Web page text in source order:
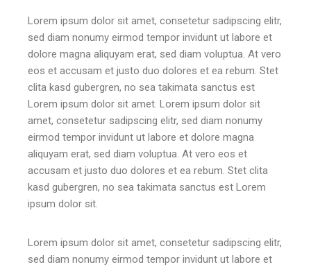
Lorem ipsum dolor sit amet, consetetur sadipscing elitr,
sed diam nonumy eirmod tempor invidunt ut labore et
dolore magna aliquyam erat, sed diam voluptua. At vero
eos et accusam et justo duo dolores et ea rebum. Stet
clita kasd gubergren, no sea takimata sanctus est
Lorem ipsum dolor sit amet. Lorem ipsum dolor sit
amet, consetetur sadipscing elitr, sed diam nonumy
eirmod tempor invidunt ut labore et dolore magna
aliquyam erat, sed diam voluptua. At vero eos et
accusam et justo duo dolores et ea rebum. Stet clita
kasd gubergren, no sea takimata sanctus est Lorem
ipsum dolor sit.
Lorem ipsum dolor sit amet, consetetur sadipscing elitr,
sed diam nonumy eirmod tempor invidunt ut labore et